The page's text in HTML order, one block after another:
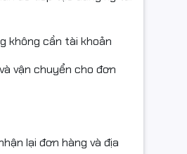
không cần tài khoản
vận chuyển cho đơn
lại đơn hàng và địa